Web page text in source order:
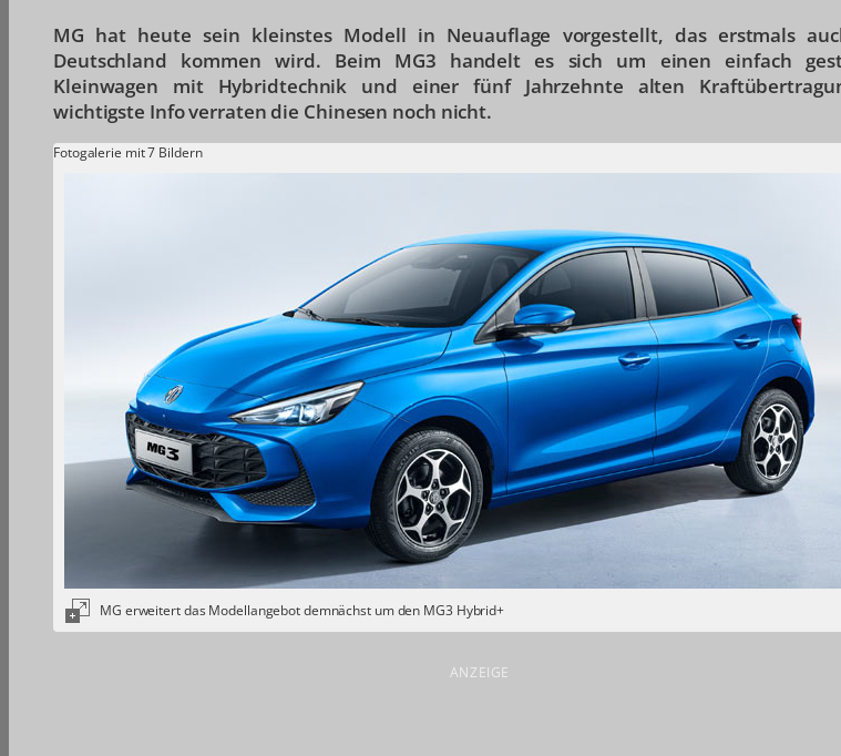
MG hat heute sein kleinstes Modell in Neuauflage vorgestellt, das erstmals
Deutschland kommen wird. Beim MG3 handelt es sich um einen einfach
Kleinwagen mit Hybridtechnik und einer fünf Jahrzehnte alten
wichtigste Info verraten die Chinesen noch nicht.
Fotogalerie mit 7 Bildern
MG erweitert das Modellangebot demnächst um den MG3 Hybrid+
ANZEIGE